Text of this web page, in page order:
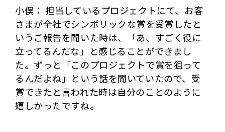
小俣： 担当しているプロジェクトにて、お客
さまが全社でシンボリックな賞を受賞したと
いうご報告を聞いた時は、「あ、すごく役に
立ってるんだな」と感じることができまし
た。ずっと「このプロジェクトで賞を狙って
るんだよね」という話を聞いていたので、受
賞できたと言われた時は自分のことのように
嬉しかったですね。